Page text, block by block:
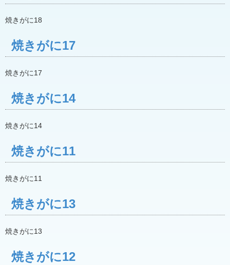
焼きがに18
焼きがに17
焼きがに17
焼きがに14
焼きがに14
焼きがに11
焼きがに11
焼きがに13
焼きがに13
焼きがに12